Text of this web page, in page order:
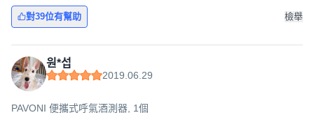
對39位有幫助 檢舉
원*섭
2019.06.29
PAVONI 便攜式呼氣酒測器, 1個